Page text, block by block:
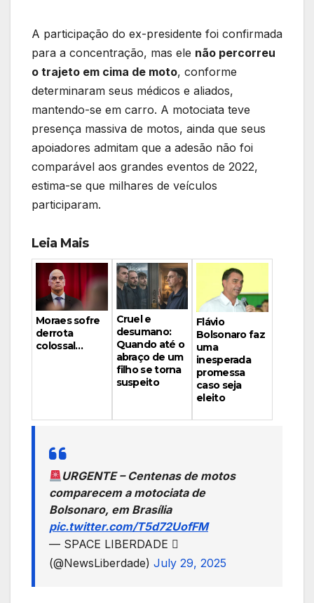
A participação do ex-presidente foi confirmada
para a concentração, mas ele não percorreu
o trajeto em cima de moto, conforme
determinaram seus médicos e aliados,
mantendo-se em carro. A motociata teve
presença massiva de motos, ainda que seus
apoiadores admitam que a adesão não foi
comparável aos grandes eventos de 2022,
estima-se que milhares de veículos
participaram.
Leia Mais
Moraes sofre
derrota
colossal…
Cruel e
desumano:
Quando até o
abraço de um
filho se torna
suspeito
Flávio
Bolsonaro faz
uma
inesperada
promessa
caso seja
eleito
URGENTE – Centenas de motos
comparecem a motociata de
Bolsonaro, em Brasília
pic.twitter.com/T5d72UofFM
— SPACE LIBERDADE 
(@NewsLiberdade) July 29, 2025